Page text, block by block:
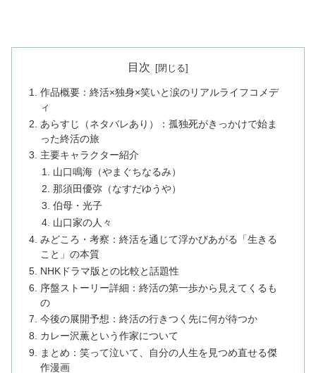
目次
作品概要：終活×独身×笑いと涙のリアルライフコメデ
ィ
あらすじ（ネタバレあり）：孤独死がきっかけで始ま
った終活の旅
主要キャラクター紹介
山口鳴海（やまぐちなるみ）
那須田優弥（なすだゆうや）
伯母・光子
山口家の人々
みどころ・考察：終活を通じて浮かびあがる「生きる
こと」の本質
NHKドラマ版との比較と話題性
序盤ストーリー詳細：終活の第一歩から見えてくるも
の
今後の展開予想：終活の行きつく先に何が待つか
カレー沢薫という作家について
まとめ：笑って泣いて、自分の人生を見つめ直せる傑
作漫画